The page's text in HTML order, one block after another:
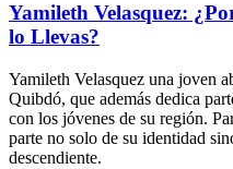
Yamileth Velasquez:
lo Llevas?
Yamileth Velasquez una joven
Quibdó, que además dedica
con los jóvenes de su región.
parte no solo de su identidad
descendiente.